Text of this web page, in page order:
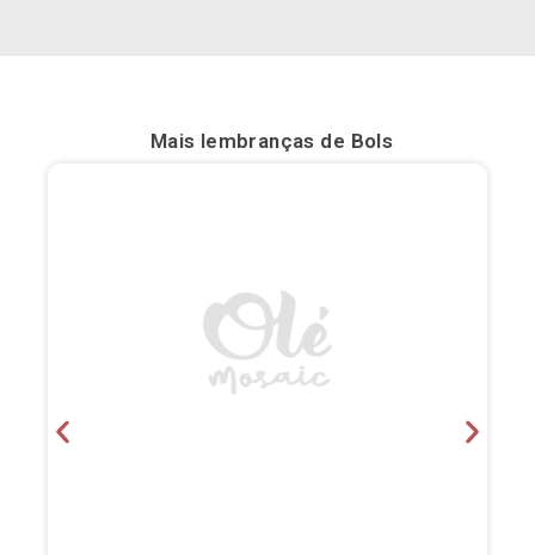
Mais lembranças de Bols